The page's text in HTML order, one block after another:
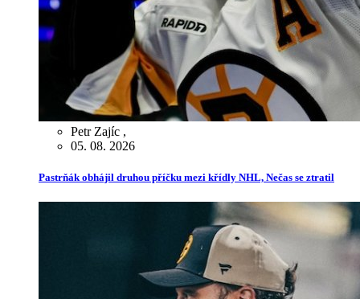
Petr Zajíc ,
05. 08. 2026
Pastrňák obhájil druhou příčku mezi křídly NHL, Nečas se ztratil